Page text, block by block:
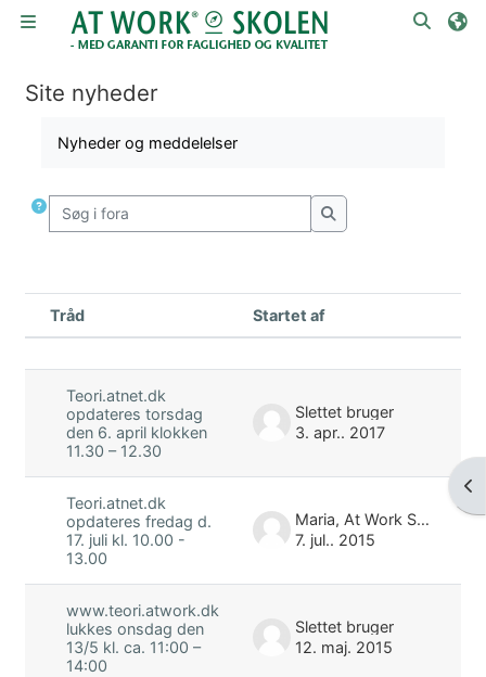
Gå til hovedindhold
Sidepanel
Skift
Site nyheder
Nyheder og meddelelser
Søg i fora
Søg i fora
Status
Tråd Startet af
Teori.atnet.dk
opdateres torsdag
den 6. april klokken
11.30 – 12.30
Slettet bruger
3. apr.. 2017
Teori.atnet.dk
opdateres fredag d.
17. juli kl. 10.00 -
13.00
Maria, At Work Skolen
7. jul.. 2015
www.teori.atwork.dk
lukkes onsdag den
13/5 kl. ca. 11:00 –
14:00
Slettet bruger
12. maj. 2015